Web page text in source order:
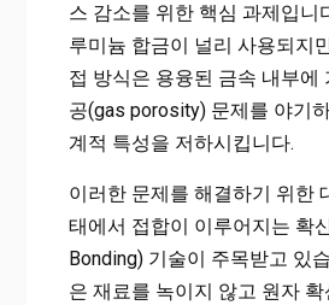
스 감소를 위한 핵심 과제입니
루미늄 합금이 널리 사용되지
접 방식은 용융된 금속 내부에
공(gas porosity) 문제를 야기
계적 특성을 저하시킵니다.
이러한 문제를 해결하기 위한
태에서 접합이 이루어지는 확
Bonding) 기술이 주목받고 있
은 재료를 녹이지 않고 원자